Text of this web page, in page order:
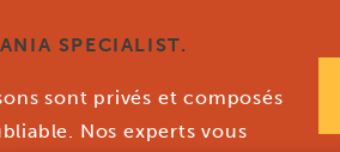
SPECIALIST.
sont privés et composés
Nos experts vous